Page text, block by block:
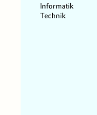
Informatik
Technik